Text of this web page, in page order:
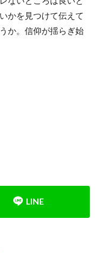
かを見つけて伝えて
か。信仰が揺らぎ始